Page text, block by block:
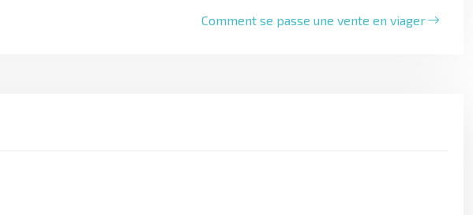
Comment se passe une vente en viager